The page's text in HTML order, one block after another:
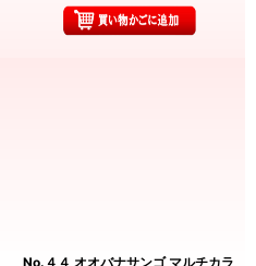
No.４４ オオバナサンゴ マルチカラ